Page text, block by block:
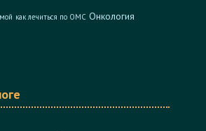
на ул. Ялагина в